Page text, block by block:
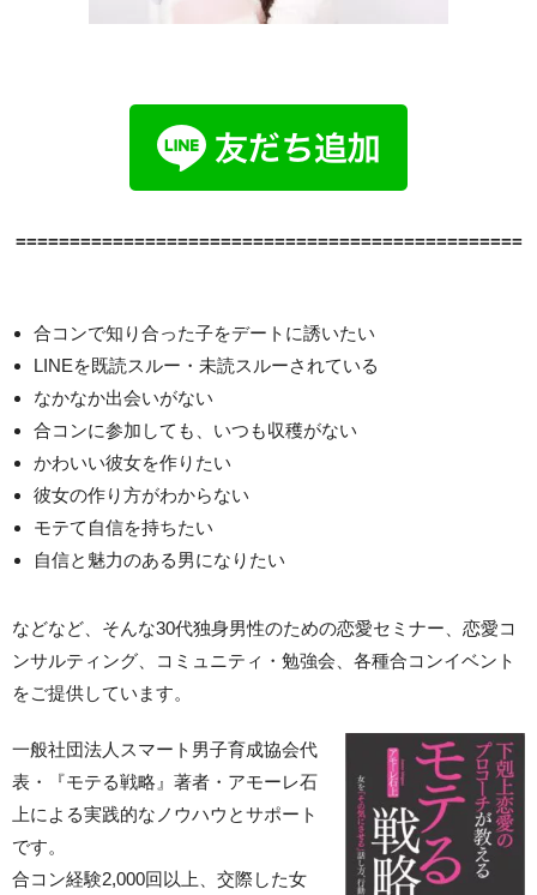
===============================================
合コンで知り合った子をデートに誘いたい
LINEを既読スルー・未読スルーされている
なかなか出会いがない
合コンに参加しても、いつも収穫がない
かわいい彼女を作りたい
彼女の作り方がわからない
モテて自信を持ちたい
自信と魅力のある男になりたい
などなど、そんな30代独身男性のための恋愛セミナー、恋愛コ
ンサルティング、コミュニティ・勉強会、各種合コンイベント
をご提供しています。
一般社団法人スマート男子育成協会代
表・『モテる戦略』著者・アモーレ石
上による実践的なノウハウとサポート
です。
合コン経験2,000回以上、交際した女